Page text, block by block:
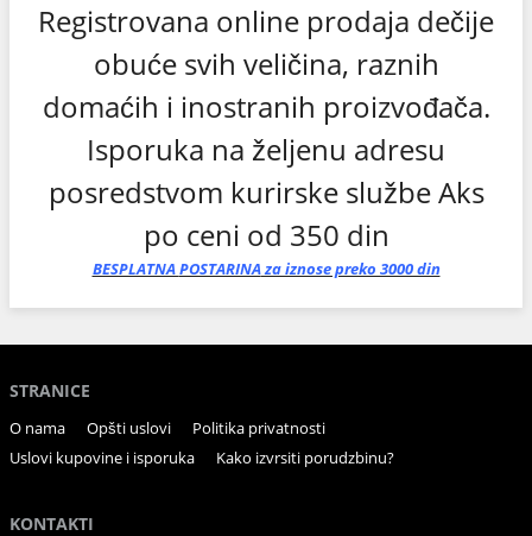
Registrovana online prodaja dečije
obuće svih veličina, raznih
domaćih i inostranih proizvođača.
Isporuka na željenu adresu
posredstvom kurirske službe Aks
po ceni od 350 din
BESPLATNAPOSTARINAza iznose preko 3000 din
STRANICE
O nama Opšti uslovi
Politika privatnosti
Uslovi kupovine i isporuka
Kako izvrsiti porudzbinu?
KONTAKTI